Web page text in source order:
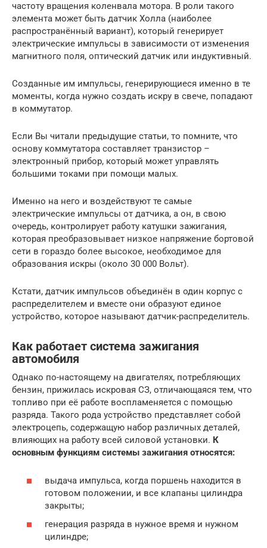
частоту вращения коленвала мотора. В роли такого
элемента может быть датчик Холла (наиболее
распространённый вариант), который генерирует
электрические импульсы в зависимости от изменения
магнитного поля, оптический датчик или индуктивный.
Созданные им импульсы, генерирующиеся именно в те
моменты, когда нужно создать искру в свече, попадают
в коммутатор.
Если Вы читали предыдущие статьи, то помните, что
основу коммутатора составляет транзистор –
электронный прибор, который может управлять
большими токами при помощи малых.
Именно на него и воздействуют те самые
электрические импульсы от датчика, а он, в свою
очередь, контролирует работу катушки зажигания,
которая преобразовывает низкое напряжение бортовой
сети в гораздо более высокое, необходимое для
образования искры (около 30 000 Вольт).
Кстати, датчик импульсов объединён в один корпус с
распределителем и вместе они образуют единое
устройство, которое называют датчик-распределитель.
Как работает система зажигания
автомобиля
Однако по-настоящему на двигателях, потребляющих
бензин, прижилась искровая СЗ, отличающаяся тем, что
топливо при её работе воспламеняется с помощью
разряда. Такого рода устройство представляет собой
электроцепь, содержащую набор различных деталей,
влияющих на работу всей силовой установки. К
основным функциям системы зажигания относятся:
выдача импульса, когда поршень находится в
готовом положении, и все клапаны цилиндра
закрыты;
генерация разряда в нужное время и нужном
цилиндре;